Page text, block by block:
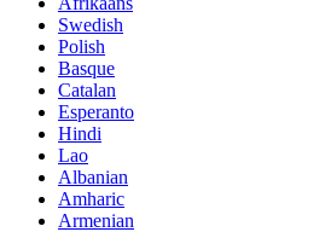
Swedish
Polish
Basque
Catalan
Esperanto
Hindi
Lao
Albanian
Amharic
Armenian